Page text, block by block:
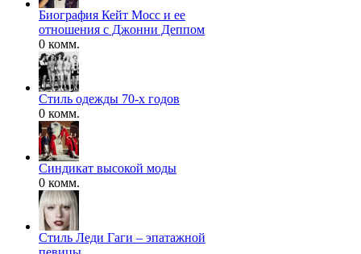
Биография Кейт Мосс и ее
отношения с Джонни Деппом
0 комм.
Стиль одежды 70-х годов
0 комм.
Синдикат высокой моды
0 комм.
Стиль Леди Гаги – эпатажной